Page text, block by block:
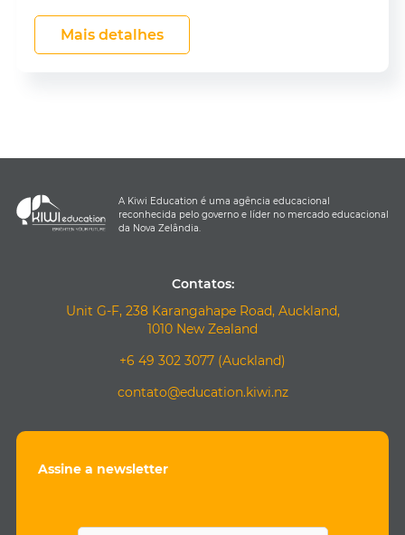
Mais detalhes
A Kiwi Education é uma agência educacional
reconhecida pelo governo e líder no mercado educacional
da Nova Zelândia.
Contatos:
Unit G-F, 238 Karangahape Road, Auckland,
1010 New Zealand
+6 49 302 3077 (Auckland)
contato@education.kiwi.nz
Assine a newsletter